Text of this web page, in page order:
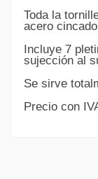
Toda la
acero
Incluye 7
sujección al
Se sirve
Precio con